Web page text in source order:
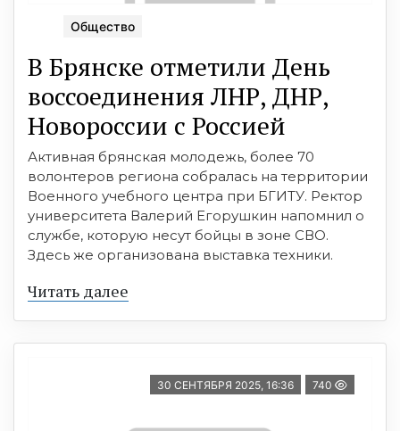
Общество
В Брянске отметили День
воссоединения ЛНР, ДНР,
Новороссии с Россией
Активная брянская молодежь, более 70
волонтеров региона собралась на территории
Военного учебного центра при БГИТУ. Ректор
университета Валерий Егорушкин напомнил о
службе, которую несут бойцы в зоне СВО.
Здесь же организована выставка техники.
Читать далее
30 СЕНТЯБРЯ 2025, 16:36 740